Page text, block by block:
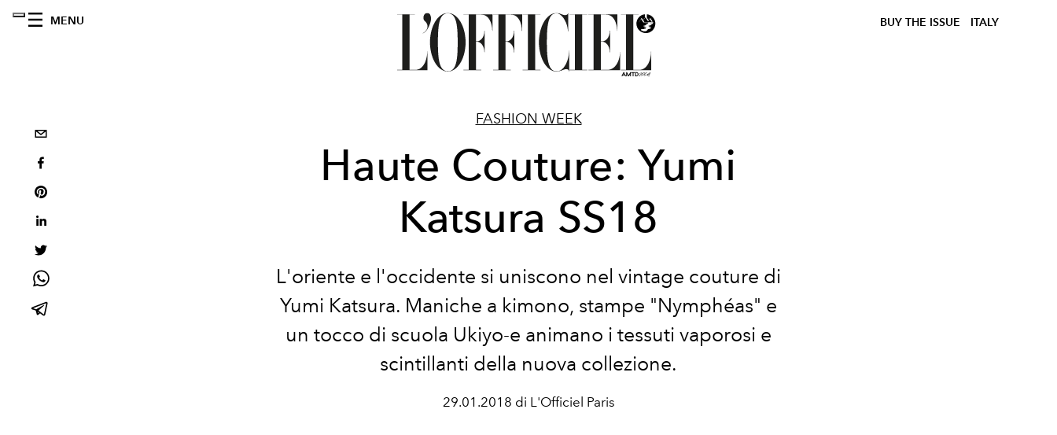
MENU BUY THE ISSUE ITALY
FASHION WEEK
Haute Couture: Yumi
Katsura SS18
L'oriente e l'occidente si uniscono nel vintage couture di
Yumi Katsura. Maniche a kimono, stampe "Nymphéas" e
un tocco di scuola Ukiyo-e animano i tessuti vaporosi e
scintillanti della nuova collezione.
29.01.2018 di L'Officiel Paris